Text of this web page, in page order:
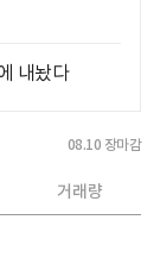
내놨다
08.10 장마감
거래량